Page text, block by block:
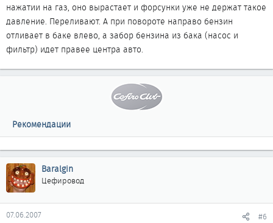
нажатии на газ, оно вырастает и форсунки уже не держат такое
давление. Переливают. А при повороте направо бензин
отливает в баке влево, а забор бензина из бака (насос и
фильтр) идет правее центра авто.
Рекомендации
Baralgin
Цефировод
07.06.2007 #6